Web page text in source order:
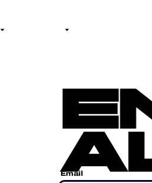
Email